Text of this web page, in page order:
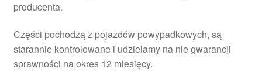
producenta.
Części pochodzą z pojazdów powypadkowych, są
starannie kontrolowane i udzielamy na nie gwarancji
sprawności na okres 12 miesięcy.